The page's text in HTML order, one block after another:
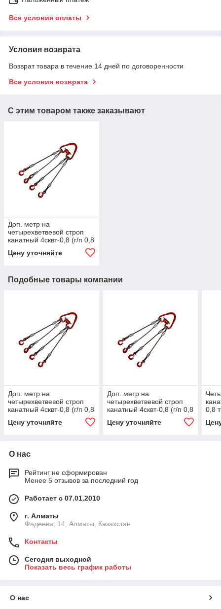
Все условия оплаты
Условия возврата
Возврат товара в течение 14 дней по договоренности
Все условия возврата
С этим товаром также заказывают
Доп. метр на
четырехветвевой строп
канатный 4сквт-0,8 (г/п 0,8
Цену уточняйте
Подобные товары компании
Доп. метр на
четырехветвевой строп
канатный 4сквт-0,8 (г/п 0,8
2000
Цену уточняйте
Доп. метр на
четырехветвевой строп
канатный 4сквт-0,8 (г/п 0,8
1000
Цену уточняйте
0,8
О нас
Рейтинг не сформирован
Менее 5 отзывов за последний год
Работает с 07.01.2010
г. Алматы
Фадеева, 14, Алматы, Казахстан
Контакты
Сегодня выходной
Показать весь график работы
О нас